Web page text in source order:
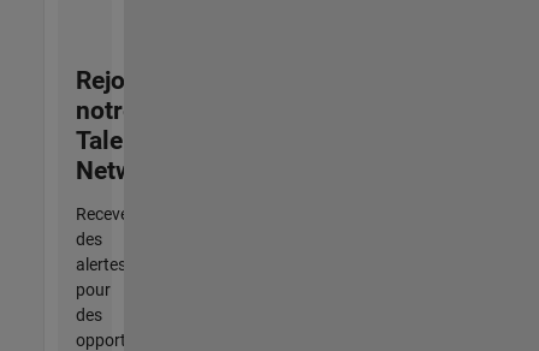
Rejoignez
notre
Talent
Network
Recevez
des
alertes
pour
des
opportunités